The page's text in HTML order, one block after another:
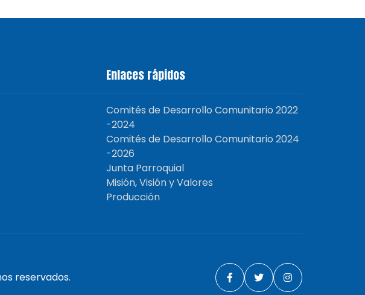
Enlaces rápidos
Comités de Desarrollo Comunitario 2022
-2024
Comités de Desarrollo Comunitario 2024
-2026
Junta Parroquial
Misión, Visión y Valores
Producción
reservados.